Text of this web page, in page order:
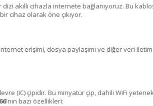
akıllı cihazla internete bağlanıyoruz. Bu
cihaz olarak öne çıkıyor.
erişimi, dosya paylaşımı ve diğer veri
(IC) çipidir. Bu minyatür çip, dahili WiFi
'nın bazı özellikleri: